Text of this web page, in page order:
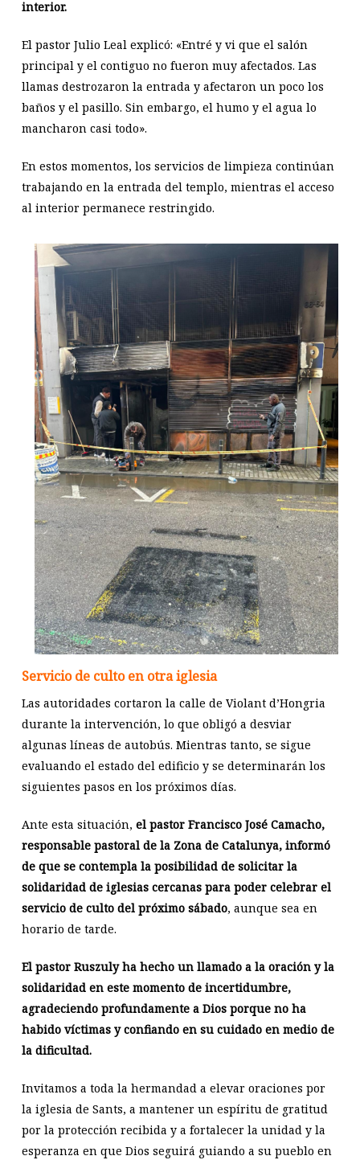
interior.
El pastor Julio Leal explicó: «Entré y vi que el salón
principal y el contiguo no fueron muy afectados. Las
llamas destrozaron la entrada y afectaron un poco los
baños y el pasillo. Sin embargo, el humo y el agua lo
mancharon casi todo».
En estos momentos, los servicios de limpieza continúan
trabajando en la entrada del templo, mientras el acceso
al interior permanece restringido.
Servicio de culto en otra iglesia
Las autoridades cortaron la calle de Violant d’Hongria
durante la intervención, lo que obligó a desviar
algunas líneas de autobús. Mientras tanto, se sigue
evaluando el estado del edificio y se determinarán los
siguientes pasos en los próximos días.
Ante esta situación, el pastor Francisco José Camacho,
responsable pastoral de la Zona de Catalunya, informó
de que se contempla la posibilidad de solicitar la
solidaridad de iglesias cercanas para poder celebrar el
servicio de culto del próximo sábado, aunque sea en
horario de tarde.
El pastor Ruszuly ha hecho un llamado a la oración y la
solidaridad en este momento de incertidumbre,
agradeciendo profundamente a Dios porque no ha
habido víctimas y confiando en su cuidado en medio de
la dificultad.
Invitamos a toda la hermandad a elevar oraciones por
la iglesia de Sants, a mantener un espíritu de gratitud
por la protección recibida y a fortalecer la unidad y la
esperanza en que Dios seguirá guiando a su pueblo en